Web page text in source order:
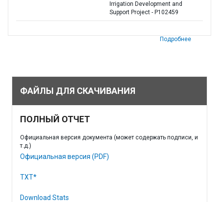
Irrigation Development and
Support Project - P102459
Подробнее
ФАЙЛЫ ДЛЯ СКАЧИВАНИЯ
ПОЛНЫЙ ОТЧЕТ
Официальная версия документа (может содержать подписи, и
т.д.)
Официальная версия (PDF)
TXT*
Download Stats